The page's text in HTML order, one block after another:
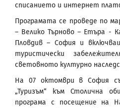
списанието и интернет
Програмата се проведе по
– Велико Търново – Етъра -
Пловдив – София и
туристически
световното културно
На 07 октомври в София
„Туризъм“ към Столична
програма с посещение на